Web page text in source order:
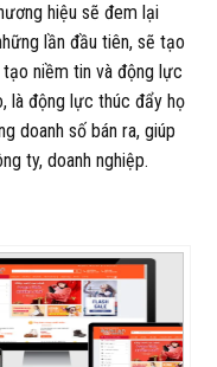
hiệu sẽ đem lại
lần đầu tiên, sẽ tạo
niềm tin và động lực
là động lực thúc đẩy họ
doanh số bán ra, giúp
ty, doanh nghiệp.